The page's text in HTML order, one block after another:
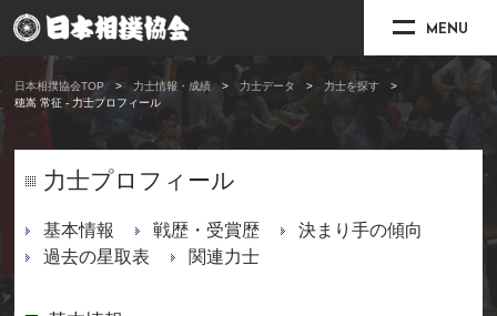
MENU
日本相撲協会TOP 力士情報・成績 力士データ
力士を探す
穂嵩 常征 - 力士プロフィール
力士プロフィール
基本情報 戦歴・受賞歴
決まり手の傾向
過去の星取表
関連力士